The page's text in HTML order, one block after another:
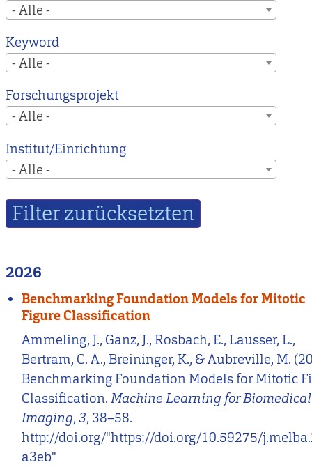
- Alle -
Keyword
- Alle -
Forschungsprojekt
- Alle -
Institut/Einrichtung
- Alle -
2026
Benchmarking Foundation Models for Mitotic
Figure Classification
Ammeling, J., Ganz, J., Rosbach, E., Lausser, L.,
Bertram, C. A., Breininger, K., & Aubreville, M.
Benchmarking Foundation Models for Mitotic
Classification.Machine Learning for Biomedical
Imaging,3, 38–58.
http://doi.org/"https://doi.org/10.59275/
a3eb"